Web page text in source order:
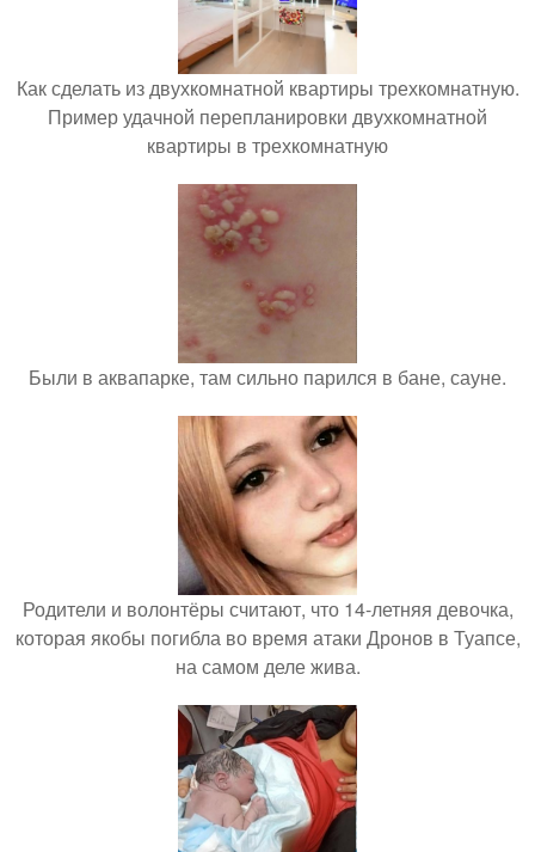
Как сделать из двухкомнатной квартиры трехкомнатную.
Пример удачной перепланировки двухкомнатной
квартиры в трехкомнатную
Были в аквапарке, там сильно парился в бане, сауне.
Родители и волонтёры считают, что 14-летняя девочка,
которая якобы погибла во время атаки Дронов в Туапсе,
на самом деле жива.